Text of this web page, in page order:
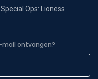
Special Ops: Lioness
ontvangen?